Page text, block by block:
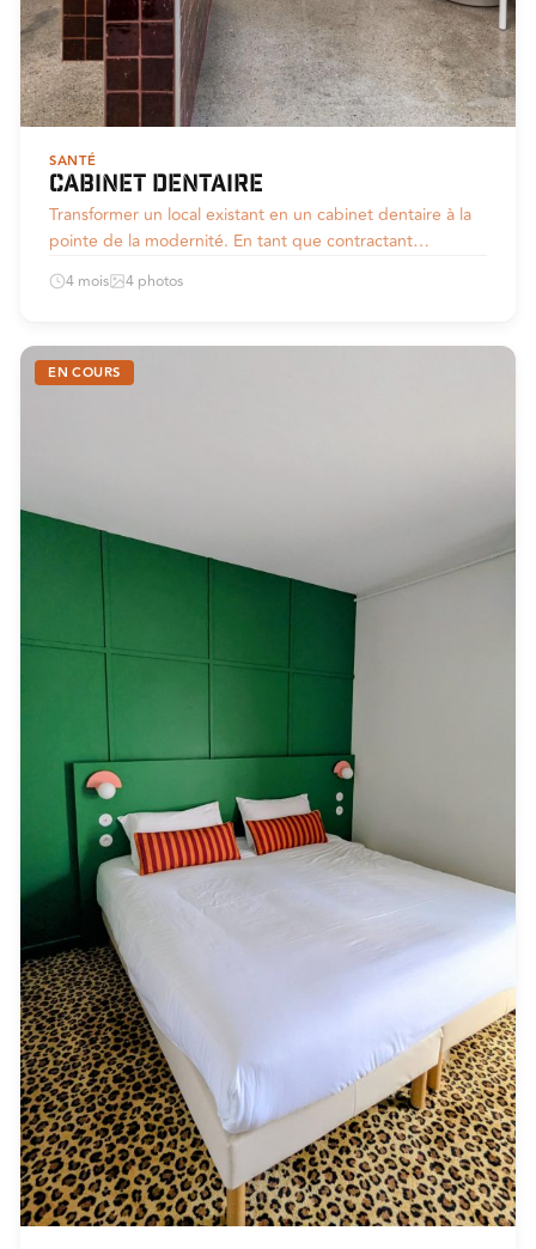
SANTÉ
Cabinet dentaire
Transformer un local existant en un cabinet dentaire à la
pointe de la modernité. En tant que contractant…
4 mois 4 photos
EN COURS